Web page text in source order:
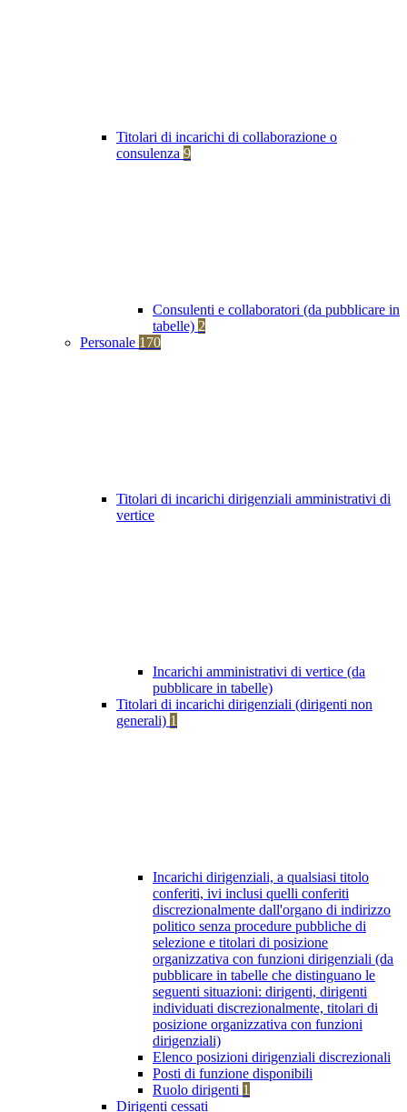
Titolari di incarichi di collaborazione o
consulenza 9
Consulenti e collaboratori (da pubblicare in
tabelle) 2
Personale 170
Titolari di incarichi dirigenziali amministrativi di
vertice
Incarichi amministrativi di vertice (da
pubblicare in tabelle)
Titolari di incarichi dirigenziali (dirigenti non
generali) 1
Incarichi dirigenziali, a qualsiasi titolo
conferiti, ivi inclusi quelli conferiti
discrezionalmente dall'organo di indirizzo
politico senza procedure pubbliche di
selezione e titolari di posizione
organizzativa con funzioni dirigenziali (da
pubblicare in tabelle che distinguano le
seguenti situazioni: dirigenti, dirigenti
individuati discrezionalmente, titolari di
posizione organizzativa con funzioni
dirigenziali)
Elenco posizioni dirigenziali discrezionali
Posti di funzione disponibili
Ruolo dirigenti 1
Dirigenti cessati